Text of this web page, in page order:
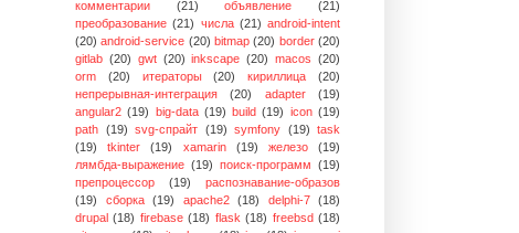
комментарии
(21) объявление
(21)
преобразование (21) числа (21) android-intent
(20) android-service (20) bitmap (20) border (20)
gitlab (20) gwt (20) inkscape (20) macos (20)
orm
(20) итераторы (20) кириллица
(20)
непрерывная-интеграция
(20) adapter
(19)
angular2 (19) big-data (19) build (19) icon (19)
path (19) svg-спрайт (19) symfony (19) task
(19)
tkinter (19) xamarin (19) железо
(19)
лямбда-выражение (19) поиск-программ (19)
препроцессор
(19)
распознавание-образов
(19)
сборка (19) apache2 (18) delphi-7
(18)
drupal (18) firebase (18) flask (18) freebsd (18)